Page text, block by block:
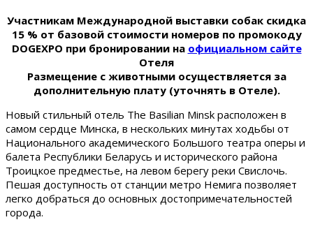
Участникам Международной выставки собак скидка
15 % от базовой стоимости номеров по промокоду
DOGEXPO при бронировании на официальном сайте
Отеля
Размещение с животными осуществляется за
дополнительную плату (уточнять в Отеле).
Новый стильный отель The Basilian Minsk расположен в
самом сердце Минска, в нескольких минутах ходьбы от
Национального академического Большого театра оперы и
балета Республики Беларусь и исторического района
Троицкое предместье, на левом берегу реки Свислочь.
Пешая доступность от станции метро Немига позволяет
легко добраться до основных достопримечательностей
города.